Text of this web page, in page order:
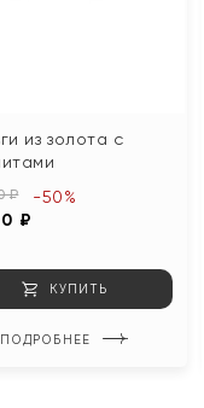
из золота с
₽
₽
-50%
КУПИТЬ
ПОДРОБНЕЕ